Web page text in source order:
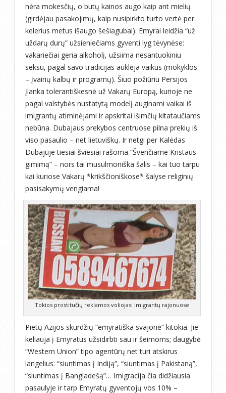
nėra mokesčių, o butų kainos augo kaip ant mielių
(girdėjau pasakojimų, kaip nusipirkto turto vertė per
kelerius metus išaugo šešiagubai). Emyrai leidžia “už
uždarų durų” užsieniečiams gyventi lyg tėvynėse:
vakariečiai geria alkoholį, užsiima nesantuokiniu
seksu, pagal savo tradicijas auklėja vaikus (mokyklos
– įvairių kalbų ir programų). Šiuo požiūriu Persijos
įlanka tolerantiškesnė už Vakarų Europą, kurioje ne
pagal valstybės nustatytą modelį auginami vaikai iš
imigrantų atiminėjami ir apskritai išimčių kitataučiams
nebūna. Dubajaus prekybos centruose pilna prekių iš
viso pasaulio – net lietuviškų. Ir netgi per Kalėdas
Dubajuje tiesiai šviesiai rašoma “Švenčiame Kristaus
gimimą” – nors tai musulmoniška šalis – kai tuo tarpu
kai kuriose Vakarų *krikščioniškose* šalyse religinių
pasisakymų vengiama!
Tokios prostitučių reklamos voliojasi imigrantų rajonuose
Pietų Azijos skurdžių “emyratiška svajonė” kitokia. Jie
keliauja į Emyratus užsidirbti sau ir šeimoms; daugybė
“Western Union” tipo agentūrų net turi atskirus
langelius: “siuntimas į Indiją”, “siuntimas į Pakistaną”,
“siuntimas į Bangladešą”… Imigracija čia didžiausia
pasaulyje ir tarp Emyratų gyventojų vos 10% –